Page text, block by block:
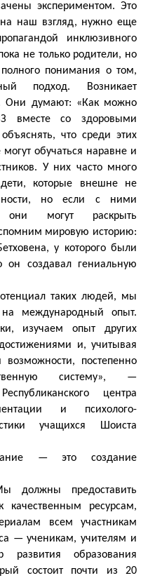
экспериментом. Это
на наш взгляд, нужно еще
инклюзивного
не только родители, но
понимания о том,
подход. Возникает
Они думают: «Как можно
вместе со здоровыми
что среди этих
обучаться наравне и
У них часто много
дети, которые внешне не
но если с ними
они могут раскрыть
мировую историю:
у которого были
создавал гениальную
таких людей, мы
международный опыт.
изучаем опыт других
и, учитывая
постепенно
систему», —
центра
и психолого-
учащихся Шоиста
— это создание
должны предоставить
качественным ресурсам,
всем участникам
— ученикам, учителям и
образования
состоит почти из 20